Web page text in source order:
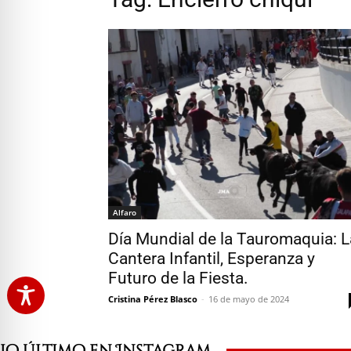
Alfaro
Día Mundial de la Tauromaquia:
Cantera Infantil, Esperanza y
Futuro de la Fiesta.
Cristina Pérez Blasco - 16 de mayo de 2024